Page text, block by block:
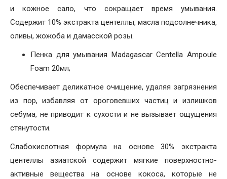
и кожное сало, что сокращает время умывания.
Содержит 10% экстракта центеллы, масла подсолнечника,
оливы, жожоба и дамасской розы.
Пенка для умывания Madagascar Centella Ampoule
Foam 20мл;
Обеспечивает деликатное очищение, удаляя загрязнения
из пор, избавляя от ороговевших частиц и излишков
себума, не приводит к сухости и не вызывает ощущения
стянутости.
Слабокислотная формула на основе 30% экстракта
центеллы азиатской содержит мягкие поверхностно-
активные вещества на основе кокоса, которые не